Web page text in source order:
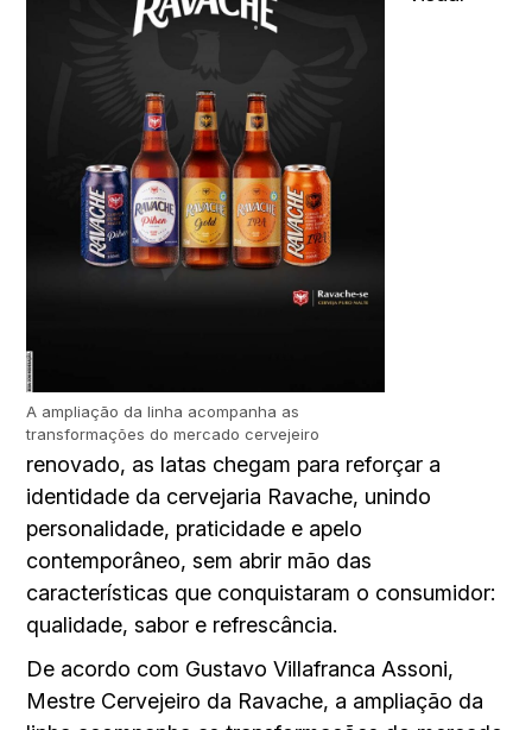
A ampliação da linha acompanha as
transformações do mercado cervejeiro
renovado, as latas chegam para reforçar a
identidade da cervejaria Ravache, unindo
personalidade, praticidade e apelo
contemporâneo, sem abrir mão das
características que conquistaram o consumidor:
qualidade, sabor e refrescância.
De acordo com Gustavo Villafranca Assoni,
Mestre Cervejeiro da Ravache, a ampliação da